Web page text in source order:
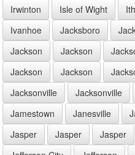
Irwinton
Isle of Wight
Ivanhoe
Jacksboro
Jackson
Jackson
Jackson
Jackson
Jacksonville
Jacksonville
Jamestown
Janesville
Jasper
Jasper Jasper